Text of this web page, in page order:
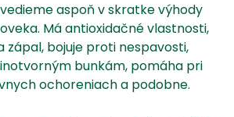
aspoň v skratke výhody
Má antioxidačné vlastnosti,
zápal, bojuje proti nespavosti,
bunkám, pomáha pri
ochoreniach a podobne.